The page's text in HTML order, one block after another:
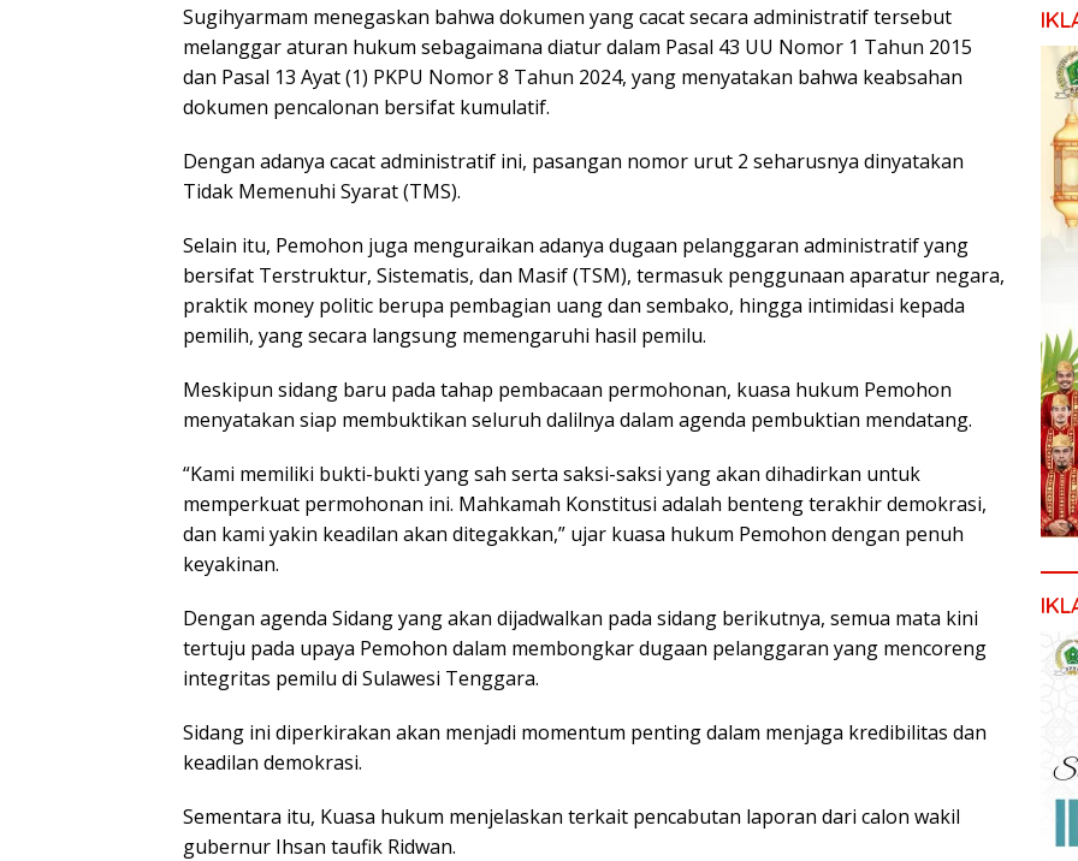
Sugihyarmam menegaskan bahwa dokumen yang cacat secara administratif tersebut
melanggar aturan hukum sebagaimana diatur dalam Pasal 43 UU Nomor 1 Tahun 2015
dan Pasal 13 Ayat (1) PKPU Nomor 8 Tahun 2024, yang menyatakan bahwa keabsahan
dokumen pencalonan bersifat kumulatif.
Dengan adanya cacat administratif ini, pasangan nomor urut 2 seharusnya dinyatakan
Tidak Memenuhi Syarat (TMS).
Selain itu, Pemohon juga menguraikan adanya dugaan pelanggaran administratif yang
bersifat Terstruktur, Sistematis, dan Masif (TSM), termasuk penggunaan aparatur negara,
praktik money politic berupa pembagian uang dan sembako, hingga intimidasi kepada
pemilih, yang secara langsung memengaruhi hasil pemilu.
Meskipun sidang baru pada tahap pembacaan permohonan, kuasa hukum Pemohon
menyatakan siap membuktikan seluruh dalilnya dalam agenda pembuktian mendatang.
“Kami memiliki bukti-bukti yang sah serta saksi-saksi yang akan dihadirkan untuk
memperkuat permohonan ini. Mahkamah Konstitusi adalah benteng terakhir demokrasi,
dan kami yakin keadilan akan ditegakkan,” ujar kuasa hukum Pemohon dengan penuh
keyakinan.
Dengan agenda Sidang yang akan dijadwalkan pada sidang berikutnya, semua mata kini
tertuju pada upaya Pemohon dalam membongkar dugaan pelanggaran yang mencoreng
integritas pemilu di Sulawesi Tenggara.
Sidang ini diperkirakan akan menjadi momentum penting dalam menjaga kredibilitas dan
keadilan demokrasi.
Sementara itu, Kuasa hukum menjelaskan terkait pencabutan laporan dari calon wakil
gubernur Ihsan taufik Ridwan.